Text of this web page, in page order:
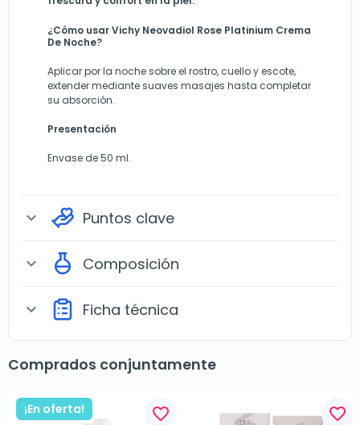
¿Cómo usar Vichy Neovadiol Rose Platinium Crema
De Noche?
Aplicar por la noche sobre el rostro, cuello y escote,
extender mediante suaves masajes hasta completar
su absorción.
Presentación
Envase de 50 ml.
expand_more Puntos clave
expand_more Composición
expand_more Ficha técnica
Comprados conjuntamente
¡En oferta! favorite_border favorite_border